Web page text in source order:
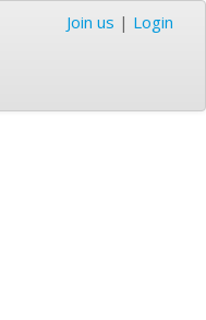
Join us | Login